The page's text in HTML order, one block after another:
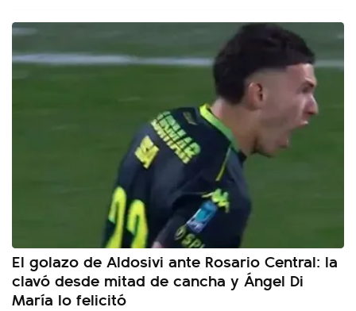
El golazo de Aldosivi ante Rosario Central: la
clavó desde mitad de cancha y Ángel Di
María lo felicitó